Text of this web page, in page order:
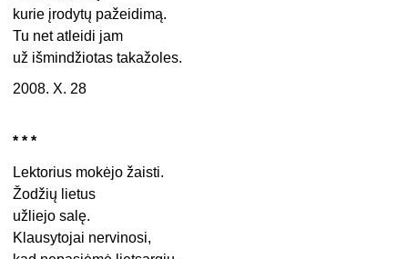
kurie įrodytų pažeidimą.
Tu net atleidi jam
už išmindžiotas takažoles.
2008. X. 28
* * *
Lektorius mokėjo žaisti.
Žodžių lietus
užliejo salę.
Klausytojai nervinosi,